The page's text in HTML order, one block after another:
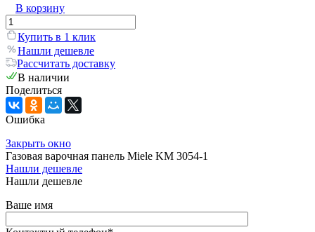
В корзину
Купить в 1 клик
Нашли дешевле
Рассчитать доставку
В наличии
Поделиться
Ошибка
Закрыть окно
Газовая варочная панель Miele KM 3054-1
Нашли дешевле
Нашли дешевле
Ваше имя